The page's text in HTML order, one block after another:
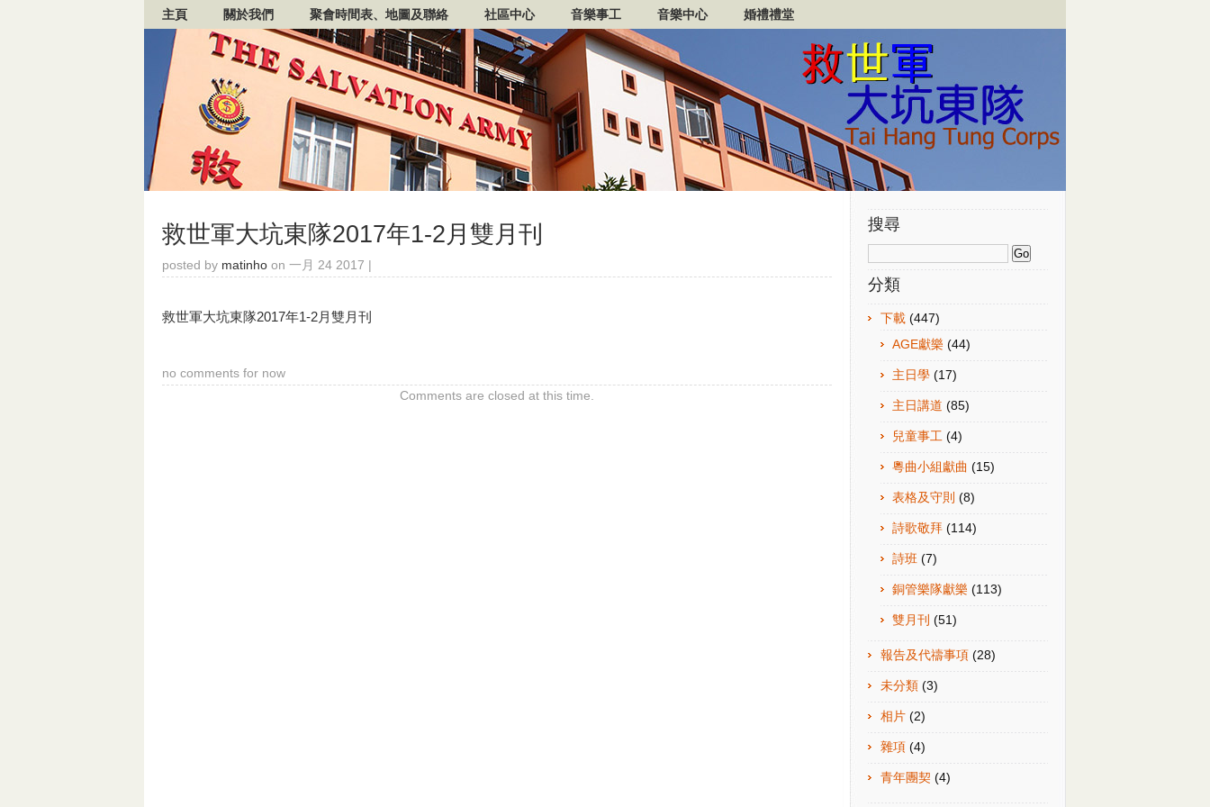
主頁 關於我們 聚會時間表、地圖及聯絡 社區中心 音樂事工 音樂中心 婚禮禮堂
救世軍大坑東隊2017年1-2月雙月刊
posted by matinho on 一月 24 2017 |
救世軍大坑東隊2017年1-2月雙月刊
no comments for now
Comments are closed at this time.
搜尋
分類
下載(447)
AGE獻樂 (44)
主日學 (17)
主日講道 (85)
兒童事工 (4)
粵曲小組獻曲 (15)
表格及守則 (8)
詩歌敬拜 (114)
詩班 (7)
銅管樂隊獻樂 (113)
雙月刊 (51)
報告及代禱事項(28)
未分類(3)
相片(2)
雜項(4)
青年團契 (4)